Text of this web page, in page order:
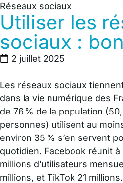
Réseaux sociaux
Utiliser les
sociaux :
2 juillet 2025
Les réseaux sociaux
dans la vie numérique des
de 76 % de la population
personnes) utilisent au
environ 35 % s’en servent
quotidien. Facebook réunit à
millions d’utilisateurs
millions, et TikTok 21 millions.